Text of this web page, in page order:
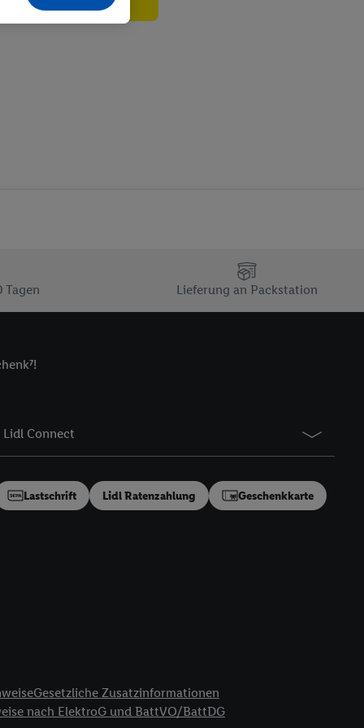
Tagen Lieferung an Packstation
Lidl Connect
Lastschrift Lidl Ratenzahlung Geschenkkarte
Gesetzliche Zusatzinformationen
nach ElektroG und BattVO/BattDG
- sowie Ihre
Speichern von
E-Mail-
verfügbar ist.
und einer
diese Kennung
Dritten betrieben
speziell zur
generell zu
(nur für
Utiq.
sämtlicher
Ihre Einwilligung
gilt auch für die
für Werbung und
Quellen,
Informationen,
von oder